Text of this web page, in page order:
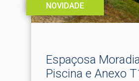
NOVIDADE
Espaçosa
Piscina e Anexo